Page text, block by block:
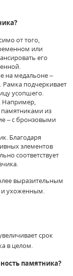
от того,
или
его
на медальоне –
подчеркивает
усопшего.
Например,
из
– с бронзовыми
Благодаря
элементов
соответствует
выразительным
и ухоженным.
срок
в целом.
памятника?